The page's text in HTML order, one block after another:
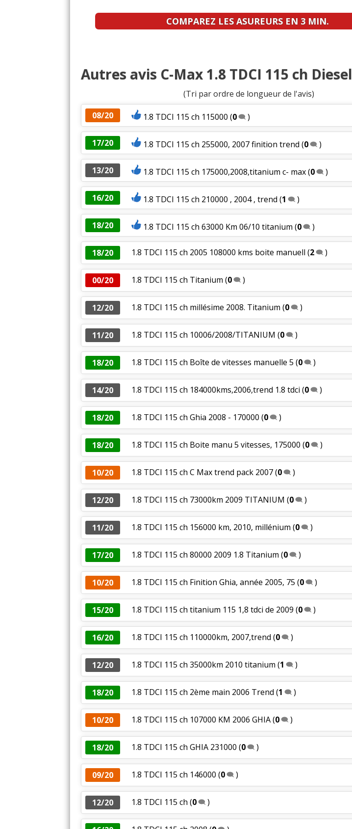
COMPAREZ LES ASUREURS EN 3 MIN.
Autres avis C-Max 1.8 TDCI 115 ch Diesel
(Tri par ordre de longueur de l'avis)
08/20
1.8 TDCI 115 ch 115000 (0 )
17/20 1.8 TDCI 115 ch 255000, 2007 finition trend (0 )
13/20 1.8 TDCI 115 ch 175000,2008,titanium c- max(0 )
16/20 1.8 TDCI 115 ch 210000 , 2004 , trend (1 )
18/20 1.8 TDCI 115 ch 63000 Km 06/10 titanium (0 )
18/20 1.8 TDCI 115 ch 2005 108000 kms boite manuell (2 )
00/20 1.8 TDCI 115 ch Titanium (0 )
12/20 1.8 TDCI 115 ch millésime 2008. Titanium (0 )
11/20 1.8 TDCI 115 ch 10006/2008/TITANIUM (0 )
18/20 1.8 TDCI 115 ch Boîte de vitesses manuelle 5 (0 )
14/20 1.8 TDCI 115 ch 184000kms,2006,trend 1.8 tdci (0 )
18/20 1.8 TDCI 115 ch Ghia 2008 - 170000 (0 )
18/20 1.8 TDCI 115 ch Boite manu 5 vitesses, 175000 (0 )
10/20 1.8 TDCI 115 ch C Max trend pack 2007(0 )
12/20 1.8 TDCI 115 ch 73000km 2009 TITANIUM (0 )
11/20 1.8 TDCI 115 ch 156000 km, 2010, millénium (0 )
17/20 1.8 TDCI 115 ch 80000 2009 1.8 Titanium (0 )
10/20 1.8 TDCI 115 ch Finition Ghia, année 2005, 75 (0 )
15/20 1.8 TDCI 115 ch titanium 115 1,8 tdci de 2009 (0 )
16/20 1.8 TDCI 115 ch 110000km, 2007,trend (0 )
12/20 1.8 TDCI 115 ch 35000km 2010 titanium (1 )
18/20 1.8 TDCI 115 ch 2ème main 2006 Trend (1 )
10/20 1.8 TDCI 115 ch 107000 KM 2006 GHIA(0 )
18/20 1.8 TDCI 115 ch GHIA 231000 (0 )
09/20 1.8 TDCI 115 ch 146000 (0 )
12/20 1.8 TDCI 115 ch (0 )